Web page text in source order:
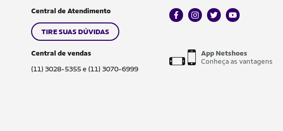
Central de Atendimento
TIRE SUAS DÚVIDAS
Central de vendas
(11) 3028-5355 e (11) 3070-6999
facebookinstagram
twitteryoutube
App Netshoes
Conheça as vantagens